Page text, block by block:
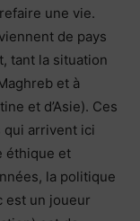
une vie.
de pays
tant la situation
et à
et d’Asie). Ces
qui arrivent ici
éthique et
la politique
est un joueur